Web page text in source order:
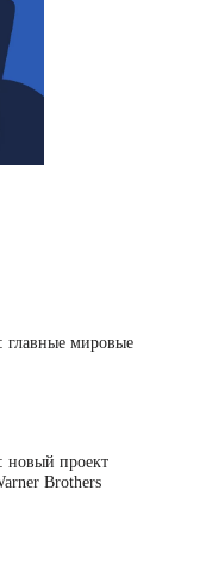
главные мировые
новый проект
Brothers